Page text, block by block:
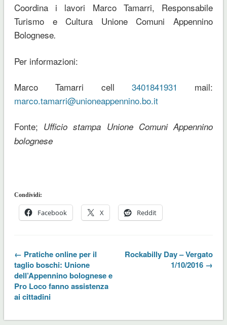
Coordina i lavori Marco Tamarri, Responsabile
Turismo e Cultura Unione Comuni Appennino
Bolognese.
Per informazioni:
Marco Tamarri cell 3401841931
mail:
marco.tamarri@unioneappennino.bo.it
Fonte; Ufficio stampa Unione Comuni Appennino
bolognese
Condividi:
Facebook X Reddit
← Pratiche online per il
taglio boschi: Unione
dell’Appennino bolognese e
Pro Loco fanno assistenza
ai cittadini
Rockabilly Day – Vergato
1/10/2016 →